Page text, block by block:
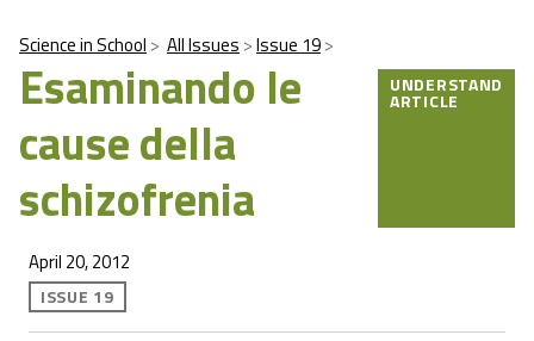
Science in School All Issues Issue 19
Esaminando le
cause della
schizofrenia
UNDERSTAND
ARTICLE
April 20, 2012
ISSUE 19